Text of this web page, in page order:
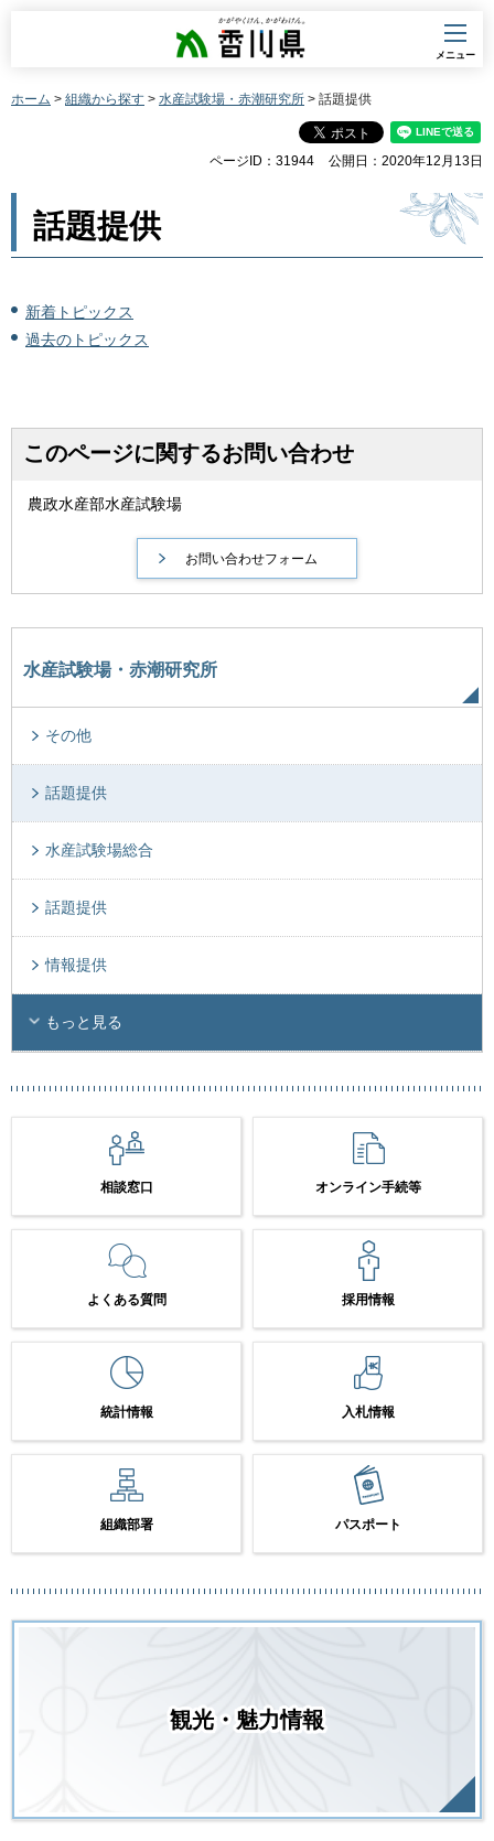
香川県
メニュー
ホーム > 組織から探す > 水産試験場・赤潮研究所 > 話題提供
ページID：31944 公開日：2020年12月13日
話題提供
新着トピックス
過去のトピックス
このページに関するお問い合わせ
農政水産部水産試験場
水産試験場・赤潮研究所
その他
話題提供
水産試験場総合
話題提供
情報提供
もっと見る
相談窓口 オンライン手続等
よくある質問 採用情報
統計情報 入札情報
組織部署 パスポート
観光・魅力情報